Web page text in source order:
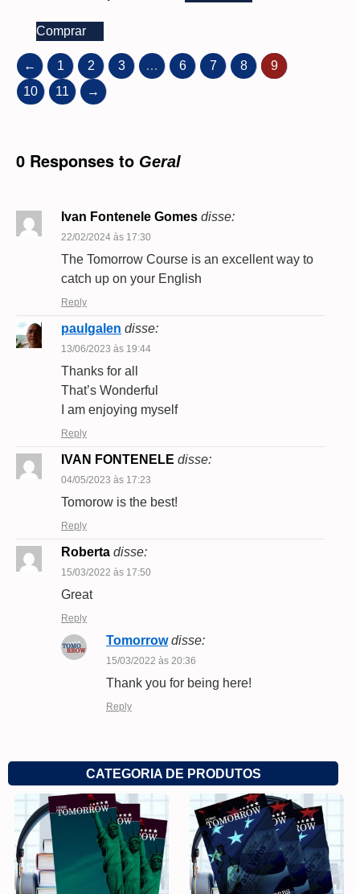
Comprar
← 1 2 3 … 6 7 8
9
10
11 →
0 Responses to Geral
Ivan Fontenele Gomes disse:
22/02/2024 às 17:30
The Tomorrow Course is an excellent way to
catch up on your English
Reply
paulgalen disse:
13/06/2023 às 19:44
Thanks for all
That’s Wonderful
I am enjoying myself
Reply
IVAN FONTENELE disse:
04/05/2023 às 17:23
Tomorow is the best!
Reply
Roberta disse:
15/03/2022 às 17:50
Great
Reply
Tomorrow disse:
15/03/2022 às 20:36
Thank you for being here!
Reply
CATEGORIA DE PRODUTOS